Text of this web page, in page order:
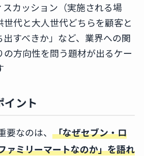
スカッション（実施される場
世代と大人世代どちらを顧客と
出すべきか」など、業界への関
の方向性を問う題材が出るケー
イント
なのは、 「なぜセブン・ロ
ァミリーマートなのか」を語れ